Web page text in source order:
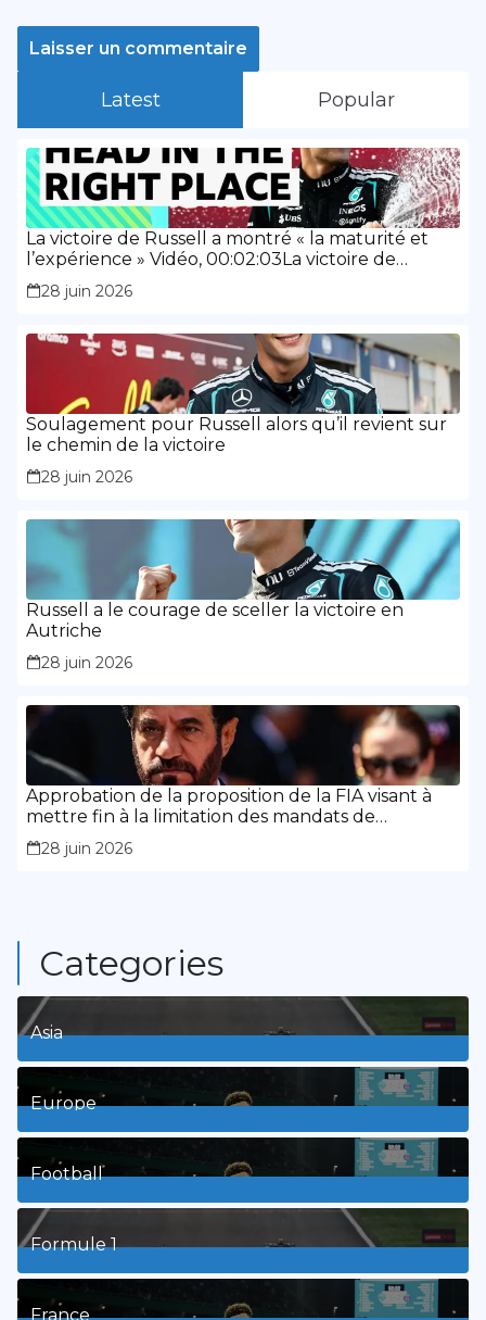
Latest Popular
La victoire de Russell a montré « la maturité et
l’expérience » Vidéo, 00:02:03La victoire de
Russell a montré « la maturité et l’expérience »
28 juin 2026
Soulagement pour Russell alors qu’il revient sur
le chemin de la victoire
28 juin 2026
Russell a le courage de sceller la victoire en
Autriche
28 juin 2026
Approbation de la proposition de la FIA visant à
mettre fin à la limitation des mandats de
présidence
28 juin 2026
Categories
Asia
1Posts
Europe
3Posts
Football
8Posts
Formule 1
3Posts
France